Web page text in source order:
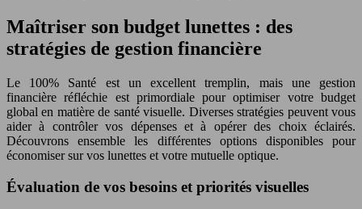
Maîtriser son budget lunettes : des
stratégies de gestion financière
Le 100% Santé est un excellent tremplin, mais une gestion
financière réfléchie est primordiale pour optimiser votre budget
global en matière de santé visuelle. Diverses stratégies peuvent vous
aider à contrôler vos dépenses et à opérer des choix éclairés.
Découvrons ensemble les différentes options disponibles pour
économiser sur vos lunettes et votre mutuelle optique.
Évaluation de vos besoins et priorités visuelles